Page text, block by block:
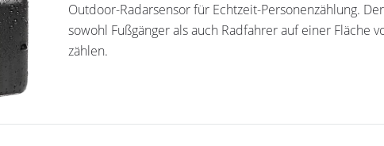
Outdoor-Radarsensor für Echtzeit-Personenzählung.
sowohl Fußgänger als auch Radfahrer auf einer
zählen.